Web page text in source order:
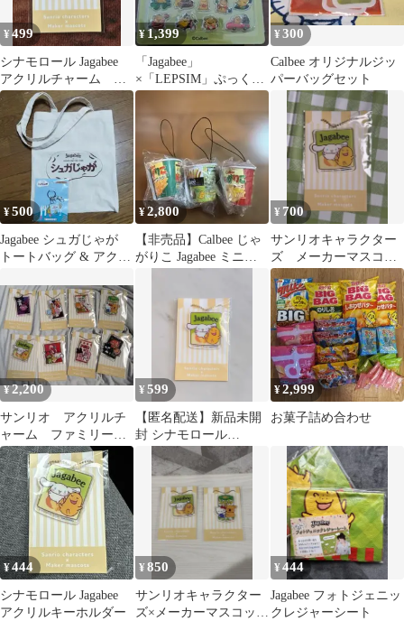
¥499
シナモロール Jagabee
アクリルチャーム フ
ァミマ限定
¥1,399
「Jagabee」
×「LEPSIM」ぷっくり
シール
¥300
Calbee オリジナルジッ
パーバッグセット
¥500
Jagabee シュガじゃが
トートバッグ & アクリ
¥2,800
【非売品】Calbee じゃ
がりこ Jagabee ミニチ
¥ 700
サンリオキャラクター
ズ メーカーマスコッ
ト シナモン ジャガ
ビー
¥2,200
サンリオ アクリルチ
ャーム ファミリーマ
ート 全8種コンプリー
ト 第一弾
¥599
【匿名配送】新品未開
封 シナモロール
Jagabee アクリルキーホ
ルダー
¥2,999
お菓子詰め合わせ
¥444
シナモロール Jagabee
アクリルキーホルダー
¥850
サンリオキャラクター
ズ×メーカーマスコット
¥444
Jagabee フォトジェニッ
クレジャーシート